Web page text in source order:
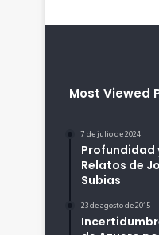
Most Viewed
7 de julio de 2024
Profundidad
Relatos de
Subias
23 de agosto de 2015